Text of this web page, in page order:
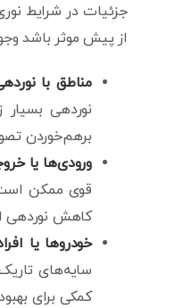
از پیش موثر باشد
مناطق با
برهم‌خوردن
ورودی‌ها یا
کاهش نوردهی
خودروها یا
کمکی برای